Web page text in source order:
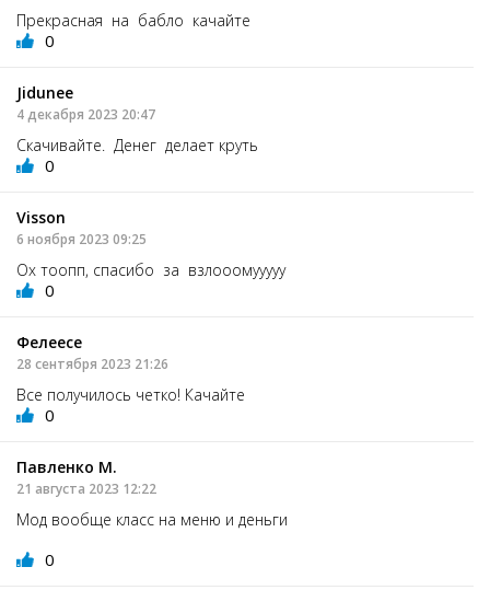
Прекрасная на бабло качайте
0
Jidunee
4 декабря 2023 20:47
Скачивайте. Денег делает круть
0
Visson
6 ноября 2023 09:25
Ох тоопп, спасибо за взлооомууууу
0
Фелеесе
28 сентября 2023 21:26
Все получилось четко! Качайте
0
Павленко М.
21 августа 2023 12:22
Мод вообще класс на меню и деньги
0